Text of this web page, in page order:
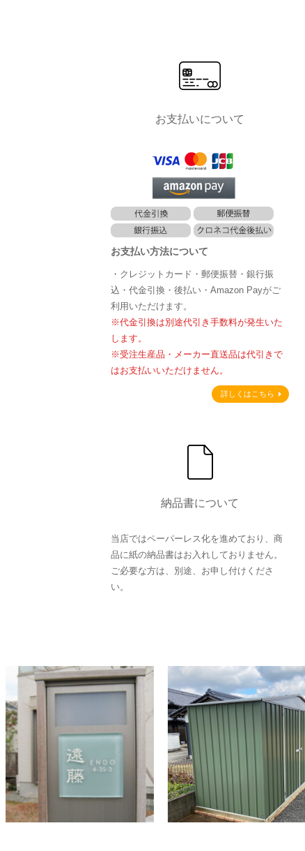
お支払いについて
お支払い方法について
・クレジットカード・郵便振替・銀行振
込・代金引換・後払い・Amazon Payがご
利用いただけます。
※代金引換は別途代引き手数料が発生いた
します。
※受注生産品・メーカー直送品は代引きで
はお支払いいただけません。
詳しくはこちら
納品書について
当店ではペーパーレス化を進めており、商
品に紙の納品書はお入れしておりません。
ご必要な方は、別途、お申し付けくださ
い。